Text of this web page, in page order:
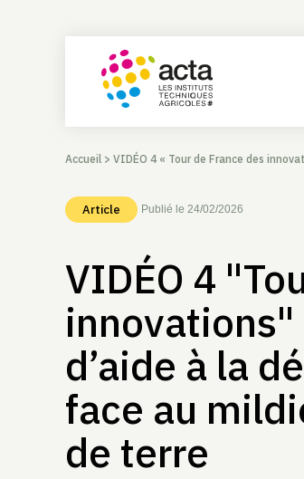
Accueil > VIDÉO 4 « Tour de France des innovations » –
Article Publié le 24/02/2026
VIDÉO 4
innovations"
d’aide à la
face au
de terre